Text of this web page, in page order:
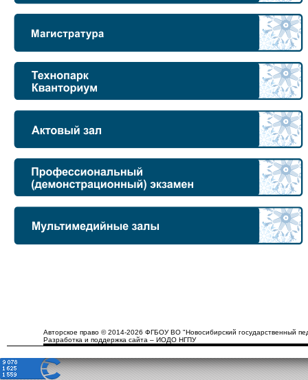
Авторское право © 2014-2026 ФГБОУ ВО "Новосибирский государственный
Разработка и поддержка сайта – ИОДО НГПУ